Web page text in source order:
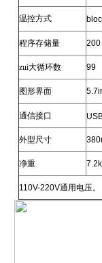
温控方式
程序存储量 200
zui大循环数 99
图形界面
通信接口
外型尺寸
净重
110V-220V通用电压。